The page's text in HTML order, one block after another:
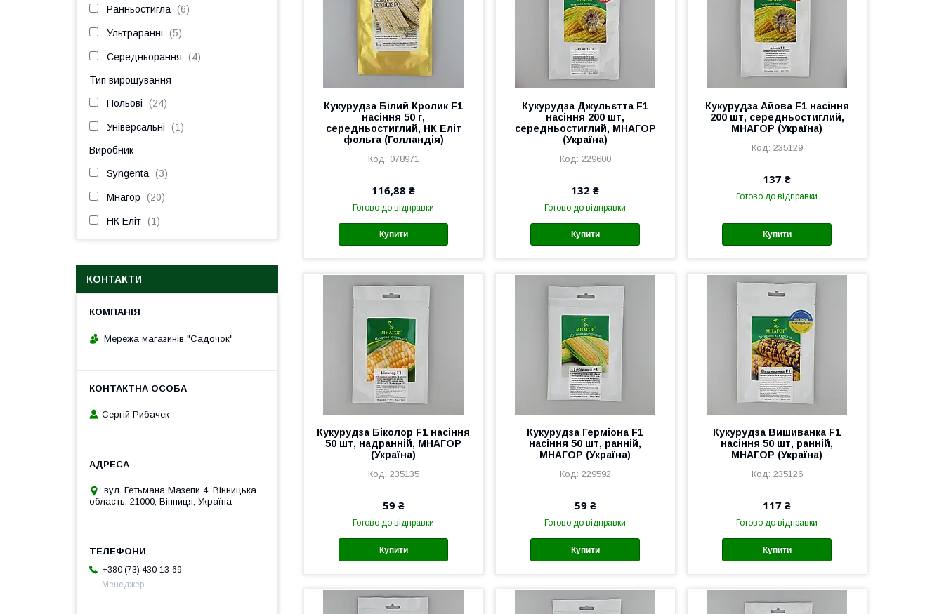
Кукурудза Білий Кролик F1
насіння 50 г,
середньостиглий, НК Еліт
фольга (Голландія)
078971
116,88 ₴
Готово до відправки
Купити
Кукурудза Джульєтта F1
насіння 200 шт,
середньостиглий, МНАГОР
(Україна)
229600
132 ₴
Готово до відправки
Купити
Кукурудза Айова F1 насіння
200 шт, середньостиглий,
МНАГОР (Україна)
235129
137 ₴
Готово до відправки
Купити
Кукурудза Біколор F1 насіння
50 шт, надранній, МНАГОР
(Україна)
235135
59 ₴
Готово до відправки
Купити
Кукурудза Герміона F1
насіння 50 шт, ранній,
МНАГОР (Україна)
229592
59 ₴
Готово до відправки
Купити
Кукурудза Вишиванка F1
насіння 50 шт, ранній,
МНАГОР (Україна)
235126
117 ₴
Готово до відправки
Купити
Ранньостигла 6
Ультраранні 5
Середньорання 4
Тип вирощування
Польові 24
Універсальні 1
Виробник
Syngenta 3
Мнагор 20
НК Еліт 1
КОНТАКТИ
Мережа магазинів "Садочок"
Сергій Рибачек
вул. Гетьмана Мазепи 4, Вінницька
область, 21000, Вінниця, Україна
+380 (73) 430-13-69
Менеджер